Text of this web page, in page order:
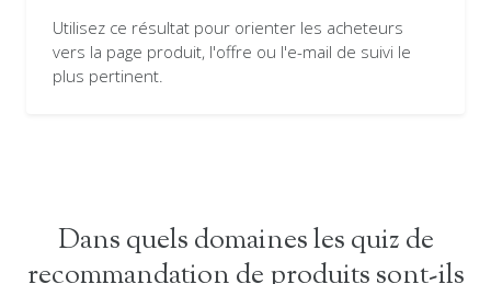
Utilisez ce résultat pour orienter les acheteurs
vers la page produit, l'offre ou l'e-mail de suivi le
plus pertinent.
Dans quels domaines les quiz de